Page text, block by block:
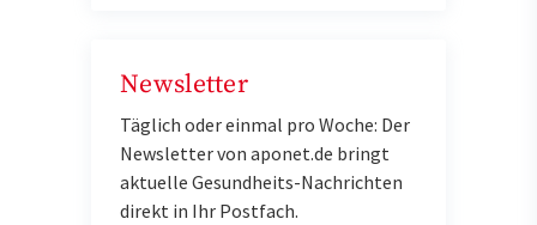
Newsletter
Täglich oder einmal pro Woche: Der
Newsletter von aponet.de bringt
aktuelle Gesundheits-Nachrichten
direkt in Ihr Postfach.